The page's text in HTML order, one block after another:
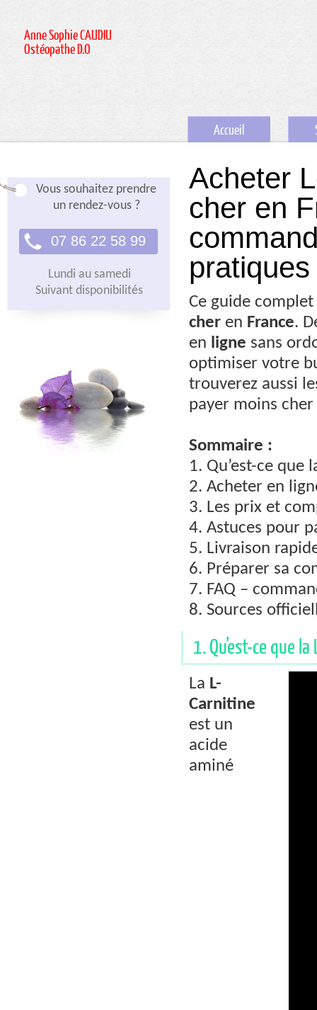
Anne Sophie CAUDIU
Ostéopathe D.O
Accueil
Vous souhaitez prendre
un rendez-vous ?
07 86 22 58 99
Lundi au samedi
Suivant disponibilités
Acheter
cher en
pratiques
Ce guide
cher en France.
en ligne sans
optimiser votre
trouverez aussi
payer moins
Sommaire :
1. Qu’est-ce que
2. Acheter en
3. Les prix et
4. Astuces pour
5. Livraison
6. Préparer sa
7. FAQ –
8. Sources
1. Qu’est-ce que la
La L-
Carnitine
est un
acide
aminé